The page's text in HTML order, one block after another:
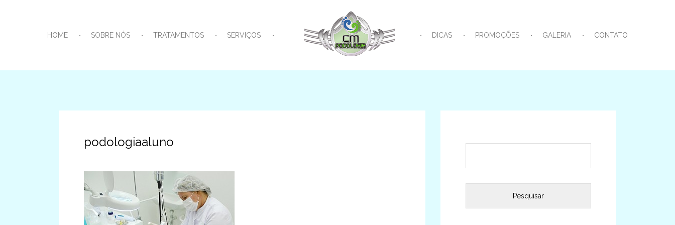
HOME SOBRE NÓS TRATAMENTOS SERVIÇOS DICAS PROMOÇÕES GALERIA CONTATO
podologiaaluno